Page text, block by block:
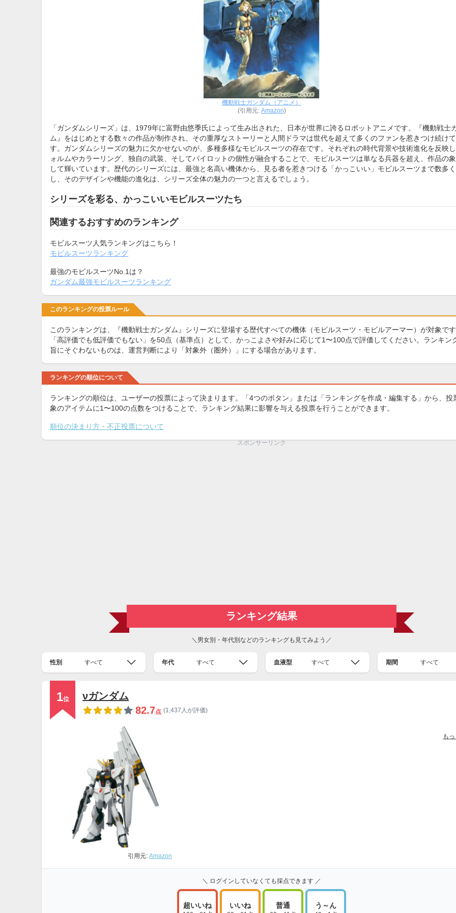
機動戦士ガンダム（アニメ）
(引用元: Amazon)
「ガンダムシリーズ」は、1979年に富野由悠季氏によって生み出された、日本が世界に誇るロボットアニメです。『機動戦士
ム』をはじめとする数々の作品が制作され、その重厚なストーリーと人間ドラマは世代を超えて多くのファンを惹きつけ続け
す。ガンダムシリーズの魅力に欠かせないのが、多種多様なモビルスーツの存在です。それぞれの時代背景や技術進化を反映
ォルムやカラーリング、独自の武装、そしてパイロットの個性が融合することで、モビルスーツは単なる兵器を超え、作品の
して輝いています。歴代のシリーズには、最強と名高い機体から、見る者を惹きつける「かっこいい」モビルスーツまで数多
し、そのデザインや機能の進化は、シリーズ全体の魅力の一つと言えるでしょう。
シリーズを彩る、かっこいいモビルスーツたち
関連するおすすめのランキング
モビルスーツ人気ランキングはこちら！
モビルスーツランキング
最強のモビルスーツNo.1は？
ガンダム最強モビルスーツランキング
このランキングの投票ルール
このランキングは、『機動戦士ガンダム』シリーズに登場する歴代すべての機体（モビルスーツ・モビルアーマー）が対象です
「高評価でも低評価でもない」を50点（基準点）として、かっこよさや好みに応じて1〜100点で評価してください。ランキン
旨にそぐわないものは、運営判断により「対象外（圏外）」にする場合があります。
ランキングの順位について
ランキングの順位は、ユーザーの投票によって決まります。「4つのボタン」または「ランキングを作成・編集する」から、投
象のアイテムに1〜100の点数をつけることで、ランキング結果に影響を与える投票を行うことができます。
順位の決まり方・不正投票について
スポンサーリンク
ランキング結果
＼男女別・年代別などのランキングも見てみよう／
性別 すべて 年代 すべて 血液型 すべて 期間 すべて
1位
νガンダム
82.7点 (1,437人が評価)
引用元: Amazon
も
＼ ログインしていなくても採点できます ／
超いいね いいね 普通 う～ん